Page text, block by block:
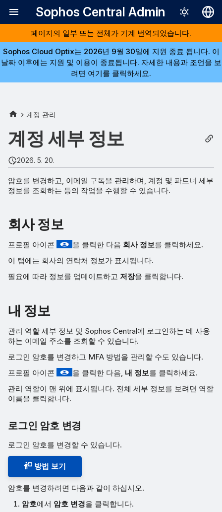
Sophos Central Admin
Deutsch
English
中文（繁體）
페이지의 일부 또는 전체가 기계 번역되었습니다.
Sophos Cloud Optix는 2026년 9월 30일에 지원 종료 됩니다. 이
날짜 이후에는 지원 및 이용이 종료됩니다. 자세한 내용과 조언을 보
려면 여기를 클릭하세요.
계정 관리
계정 세부 정보
2026. 5. 20.
암호를 변경하고, 이메일 구독을 관리하며, 계정 및 파트너 세부
정보를 조회하는 등의 작업을 수행할 수 있습니다.
회사 정보
프로필 아이콘 을 클릭한 다음 회사 정보를 클릭하세요.
이 탭에는 회사의 연락처 정보가 표시됩니다.
필요에 따라 정보를 업데이트하고 저장을 클릭합니다.
내 정보
관리 역할 세부 정보 및 Sophos Central에 로그인하는 데 사용
하는 이메일 주소를 조회할 수 있습니다.
로그인 암호를 변경하고 MFA 방법을 관리할 수도 있습니다.
프로필 아이콘
을 클릭한 다음, 내 정보를 클릭하세요.
관리 역할이 맨 위에 표시됩니다. 전체 세부 정보를 보려면 역할
이름을 클릭합니다.
로그인 암호 변경
로그인 암호를 변경할 수 있습니다.
방법 보기
암호를 변경하려면 다음과 같이 하십시오.
암호에서 암호 변경을 클릭합니다.